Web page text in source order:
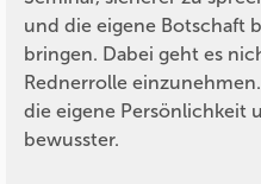
und die eigene Botschaft
bringen. Dabei geht es
Rednerrolle
die eigene Persönlichkeit
bewusster.